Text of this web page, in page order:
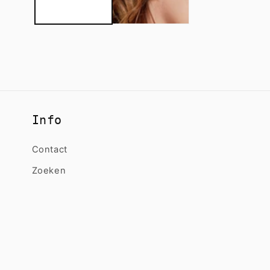
Info
Contact
Zoeken